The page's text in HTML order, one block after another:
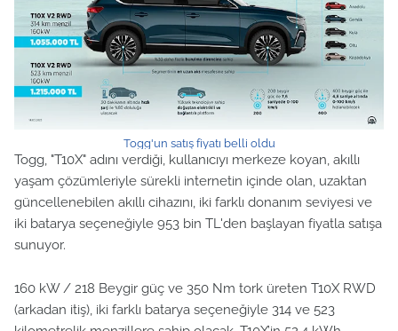
Togg'un satış fiyatı belli oldu
Togg, "T10X" adını verdiği, kullanıcıyı merkeze koyan, akıllı
yaşam çözümleriyle sürekli internetin içinde olan, uzaktan
güncellenebilen akıllı cihazını, iki farklı donanım seviyesi ve
iki batarya seçeneğiyle 953 bin TL'den başlayan fiyatla satışa
sunuyor.
160 kW / 218 Beygir güç ve 350 Nm tork üreten T10X RWD
(arkadan itiş), iki farklı batarya seçeneğiyle 314 ve 523